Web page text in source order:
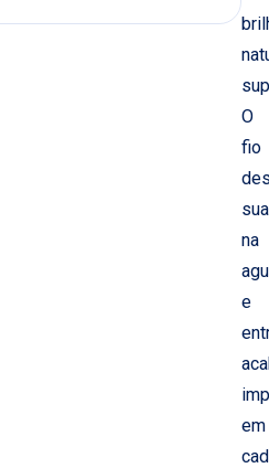
O
fio
na
e
em